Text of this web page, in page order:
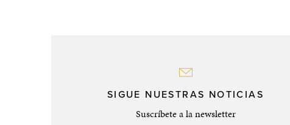
SIGUE NUESTRAS NOTICIAS
Suscríbete a la newsletter